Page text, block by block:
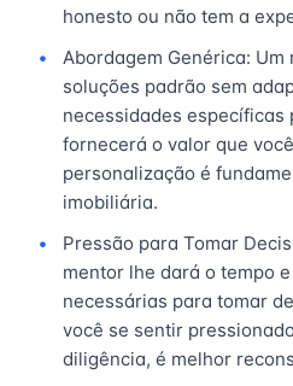
honesto ou não tem a
Abordagem Genérica:
soluções padrão sem
necessidades específicas
fornecerá o valor que
personalização é
imobiliária.
Pressão para Tomar
mentor lhe dará o tempo
necessárias para tomar
você se sentir
diligência, é melhor